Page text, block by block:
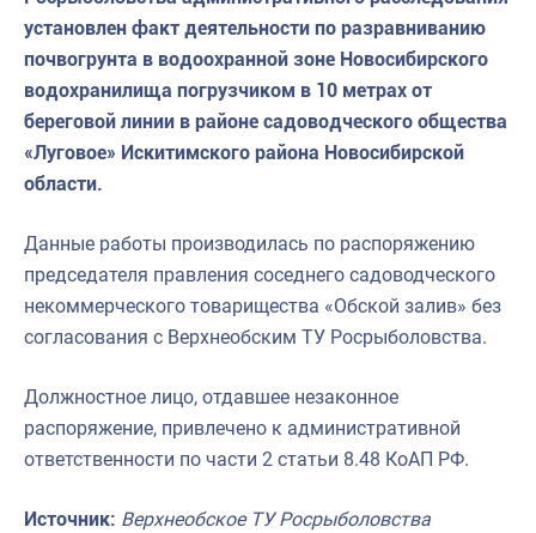
установлен факт деятельности по разравниванию
почвогрунта в водоохранной зоне Новосибирского
водохранилища погрузчиком в 10 метрах от
береговой линии в районе садоводческого общества
«Луговое» Искитимского района Новосибирской
области.
Данные работы производилась по распоряжению
председателя правления соседнего садоводческого
некоммерческого товарищества «Обской залив» без
согласования с Верхнеобским ТУ Росрыболовства.
Должностное лицо, отдавшее незаконное
распоряжение, привлечено к административной
ответственности по части 2 статьи 8.48 КоАП РФ.
Источник: Верхнеобское ТУ Росрыболовства